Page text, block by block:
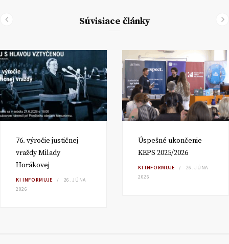
Súvisiace články
76. výročie justičnej
vraždy Milady
Horákovej
KI INFORMUJE
26. JÚNA
2026
Úspešné ukončenie
KEPS 2025/2026
KI INFORMUJE
26. JÚNA
2026